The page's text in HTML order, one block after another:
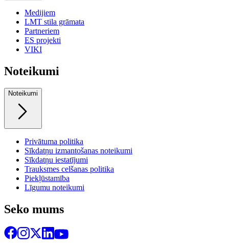
Medijiem
LMT stila grāmata
Partneriem
ES projekti
VIKI
Noteikumi
Noteikumi
Privātuma politika
Sīkdatņu izmantošanas noteikumi
Sīkdatņu iestatījumi
Trauksmes celšanas politika
Piekļūstamība
Līgumu noteikumi
Seko mums